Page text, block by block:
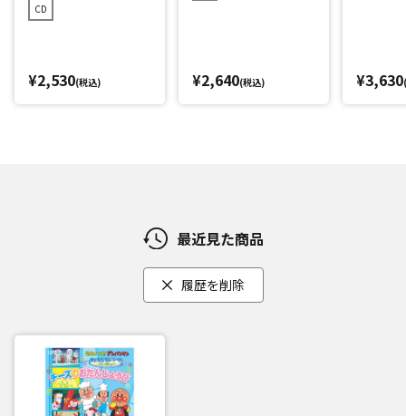
CD
¥2,530(税込) ¥2,640(税込) ¥3,630
最近見た商品
履歴を削除